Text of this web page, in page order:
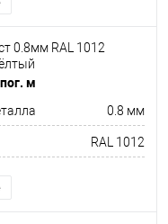
0.8мм RAL 1012
м
0.8 мм
RAL 1012